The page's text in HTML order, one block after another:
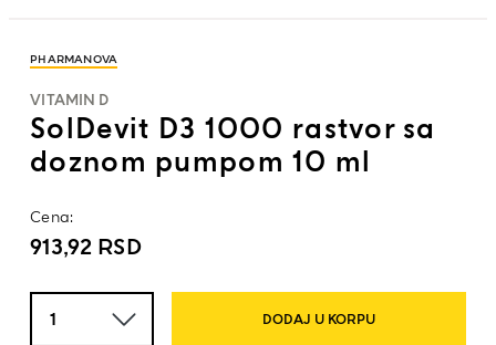
PHARMANOVA
VITAMIN D
SolDevit D3 1000 rastvor sa
doznom pumpom 10 ml
Cena:
913,92 RSD
DODAJ U KORPU